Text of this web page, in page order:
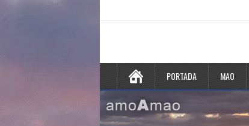
PORTADA MAO